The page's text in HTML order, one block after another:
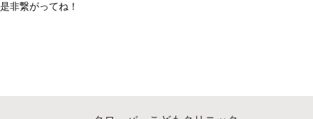
是非繋がってね！